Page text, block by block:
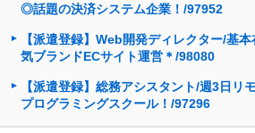
◎話題の決済システム企業！/97952
【派遣登録】Web開発ディレクター/基
気ブランドECサイト運営＊/98080
【派遣登録】総務アシスタント/週3日リ
プログラミングスクール！/97296